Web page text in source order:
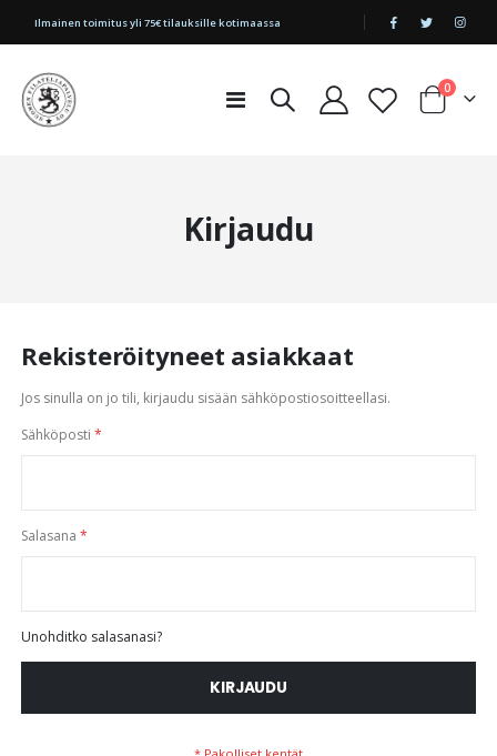
|
Ilmainen toimitus yli 75€ tilauksille kotimaassa
Toggle
Cart
0tuotetta
Kirjaudu
Rekisteröityneet asiakkaat
Jos sinulla on jo tili, kirjaudu sisään sähköpostiosoitteellasi.
Sähköposti
Salasana
Unohditko salasanasi?
KIRJAUDU